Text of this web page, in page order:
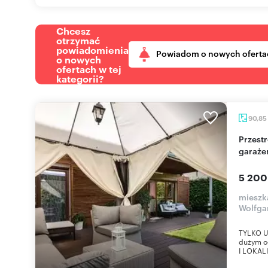
Chcesz
otrzymać
powiadomienia
o nowych
ofertach w tej
kategorii?
Powiadom o nowych
90,85
Przestronne 3-pokojowe mieszkanie z ogrodem i
5
TYLKO
dużym
I